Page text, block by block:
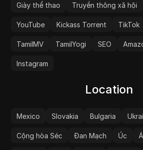
Giày thể thao Truyền thông xã hội
YouTube Kickass Torrent TikTok
TamilMV TamilYogi SEO
Instagram
Location
Mexico Slovakia Bulgaria
Cộng hòa Séc Đan Mạch Úc